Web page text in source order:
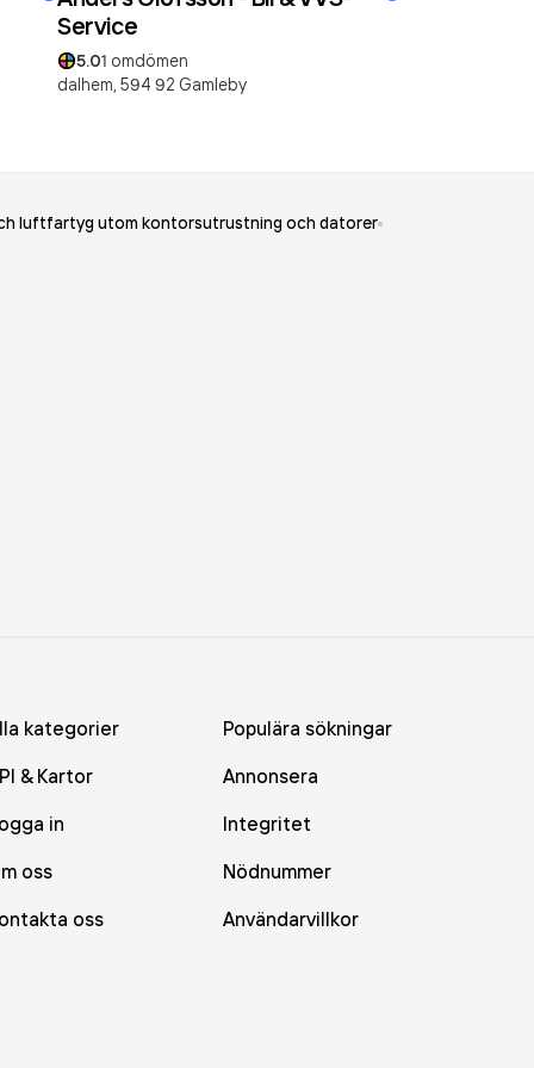
Service
5.01 omdömen
dalhem, 594 92 Gamleby
luftfartyg utom kontorsutrustning och datorer
kategorier
Populära sökningar
& Kartor
Annonsera
in
Integritet
oss
Nödnummer
oss
Användarvillkor